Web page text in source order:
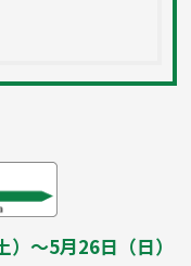
〜5月26日（日）